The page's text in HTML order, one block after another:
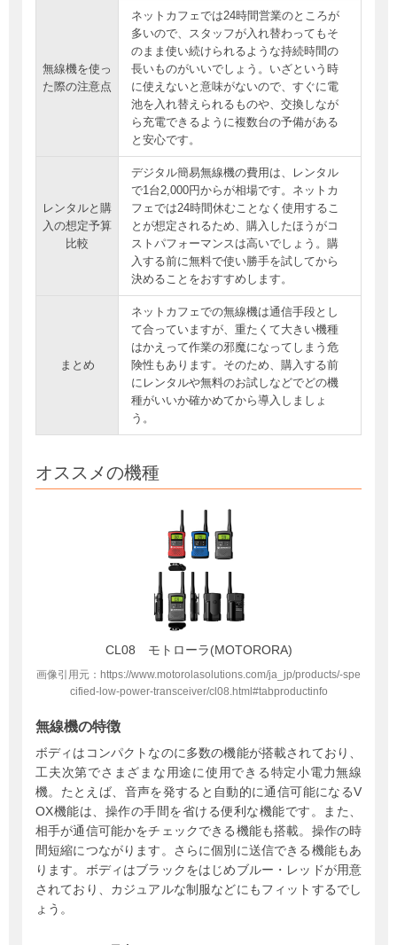
無線機を使っ
た際の注意点
ネットカフェでは24時間営業のところが
多いので、スタッフが入れ替わってもそ
のまま使い続けられるような持続時間の
長いものがいいでしょう。いざという時
に使えないと意味がないので、すぐに電
池を入れ替えられるものや、交換しなが
ら充電できるように複数台の予備がある
と安心です。
レンタルと購
入の想定予算
比較
デジタル簡易無線機の費用は、レンタル
で1台2,000円からが相場です。ネットカ
フェでは24時間休むことなく使用するこ
とが想定されるため、購入したほうがコ
ストパフォーマンスは高いでしょう。購
入する前に無料で使い勝手を試してから
決めることをおすすめします。
まとめ
ネットカフェでの無線機は通信手段とし
て合っていますが、重たくて大きい機種
はかえって作業の邪魔になってしまう危
険性もあります。そのため、購入する前
にレンタルや無料のお試しなどでどの機
種がいいか確かめてから導入しましょ
う。
オススメの機種
CL08 モトローラ(MOTORORA)
画像引用元：https://www.motorolasolutions.com/ja_jp/products/-spe
cified-low-power-transceiver/cl08.html#tabproductinfo
無線機の特徴
ボディはコンパクトなのに多数の機能が搭載されており、
工夫次第でさまざまな用途に使用できる特定小電力無線
機。たとえば、音声を発すると自動的に通信可能になるV
OX機能は、操作の手間を省ける便利な機能です。また、
相手が通信可能かをチェックできる機能も搭載。操作の時
間短縮につながります。さらに個別に送信できる機能もあ
ります。ボディはブラックをはじめブルー・レッドが用意
されており、カジュアルな制服などにもフィットするでし
ょう。